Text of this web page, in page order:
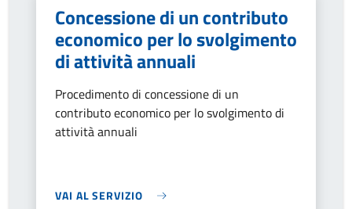
Concessione di un contributo
economico per lo svolgimento
di attività annuali
Procedimento di concessione di un
contributo economico per lo svolgimento di
attività annuali
VAI AL SERVIZIO